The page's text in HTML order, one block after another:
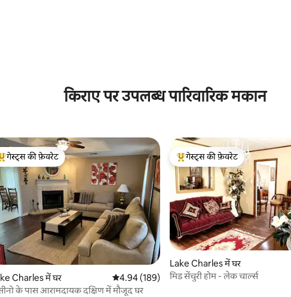
68 समीक्षाएँ
किराए पर उपलब्ध पारिवारिक मकान
231 समीक्षाएँ
का टॉप फ़ेवरेट
गेस्ट्स की फ़ेवरेट
Charles में घर औसत रेटिंग 5 में से 4.94, 189 समीक्षाएँ
4.94 (189)
के पास आरामदायक दक्षिण में मौजूद घर
गेस्ट्स का टॉप फ़ेवरेट
गेस्ट्स की फ़ेवरेट
Lake Charles में घर
मिड सेंचुरी होम - लेक चार्ल्स